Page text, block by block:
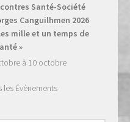
Santé-Société
Canguilhmen 2026
mille et un temps de
»
à 10 octobre
les Évènements